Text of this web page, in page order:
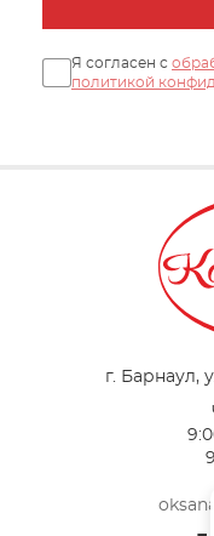
Я согласен с
политикой
г. Барнаул,